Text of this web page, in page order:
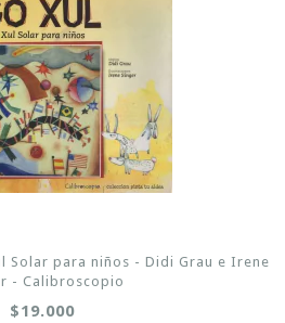
Solar para niños - Didi Grau e Irene
- Calibroscopio
$19.000